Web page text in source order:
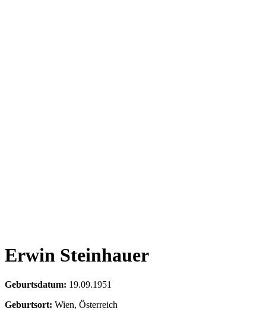
Erwin Steinhauer
Geburtsdatum: 19.09.1951
Geburtsort: Wien, Österreich